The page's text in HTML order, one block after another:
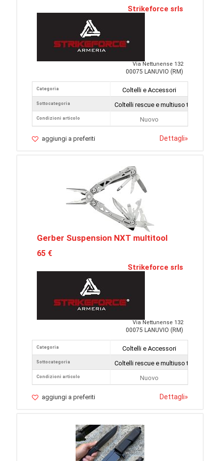
Strikeforce srls
Via Nettunense 132
00075 LANUVIO (RM)
Categoria
Sottocategoria
Condizioni articolo
Coltelli e Accessori
Coltelli rescue e multiuso tattici
Nuovo
aggiungi a preferiti Dettagli»
Gerber Suspension NXT multitool
65 €
Strikeforce srls
Via Nettunense 132
00075 LANUVIO (RM)
Categoria
Sottocategoria
Condizioni articolo
Coltelli e Accessori
Coltelli rescue e multiuso tattici
Nuovo
aggiungi a preferiti Dettagli»